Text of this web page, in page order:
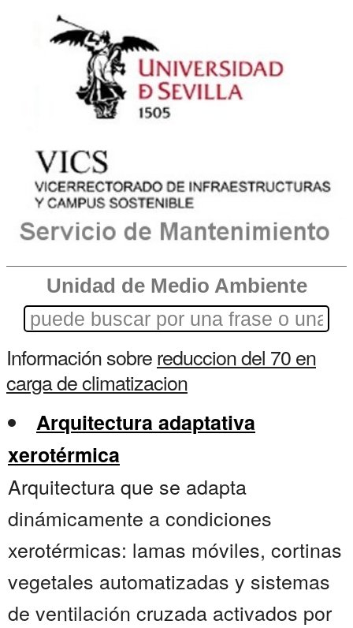
Unidad de Medio Ambiente
Información sobrereduccion del 70 en
carga de climatizacion
Arquitectura adaptativa
xerotérmica
Arquitectura que se adapta
dinámicamente a condiciones
xerotérmicas: lamas móviles, cortinas
vegetales automatizadas y sistemas
de ventilación cruzada activados por